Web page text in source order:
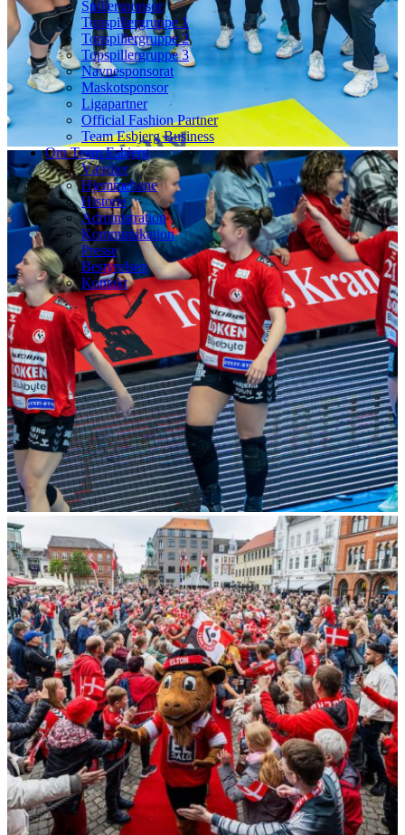
Spillersponsor
Topspillergruppe 1
Topspillergruppe 2
Topspillergruppe 3
Navnesponsorat
Maskotsponsor
Ligapartner
Official Fashion Partner
Team Esbjerg Business
Om Team Esbjerg
Værdier
Hjemmebane
Historie
Administration
Kommunikation
Presse
Bestyrelsen
Kontakt